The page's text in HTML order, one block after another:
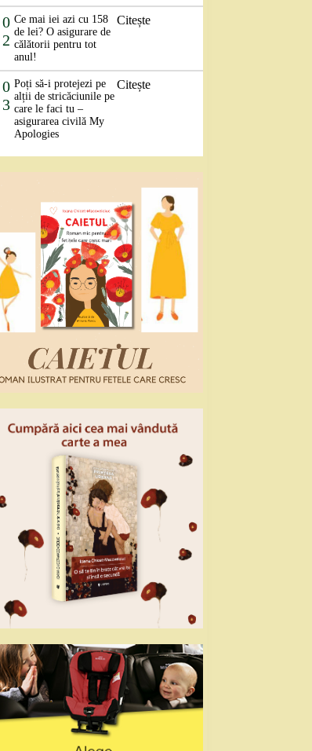
0
2
Ce mai iei azi cu 158
de lei? O asigurare de
călătorii pentru tot
anul!
Citește
0
3
Poți să-i protejezi pe
alții de stricăciunile pe
care le faci tu –
asigurarea civilă My
Apologies
Citește